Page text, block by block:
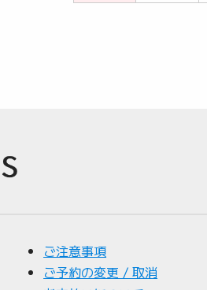
ご注意事項
ご予約の変更 / 取消